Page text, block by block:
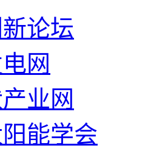
论坛
网
业网
阳能学会